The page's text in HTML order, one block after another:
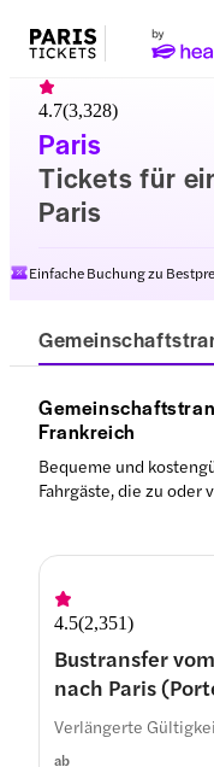
Paris
Tickets für
Paris
4.7(3,328)
Einfache Buchung zu
Frankreich
Bequeme und
Fahrgäste, die zu oder
4.5(2,351)
Bustransfer
nach Paris
ab
Verlängerte